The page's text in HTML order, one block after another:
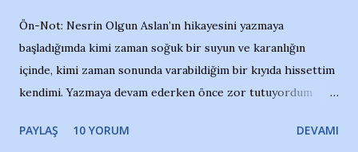
Ön-Not: Nesrin Olgun Aslan’ın hikayesini yazmaya
başladığımda kimi zaman soğuk bir suyun ve karanlığın
içinde, kimi zaman sonunda varabildiğim bir kıyıda hissettim
kendimi. Yazmaya devam ederken önce zor tutuyordum
Yazımı, ağlayarak bitirebildim ancak…Kendisinin web
PAYLAŞ 10 YORUM DEVAMI